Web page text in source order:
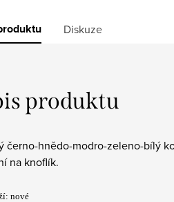
Diskuze
produktu
černo-hnědo-modro-zeleno-bílý
na knoflík.
nové